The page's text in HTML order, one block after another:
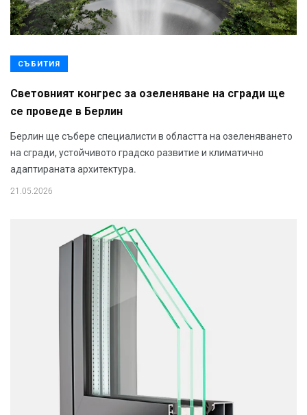
СЪБИТИЯ
Световният конгрес за озеленяване на сгради ще
се проведе в Берлин
Берлин ще събере специалисти в областта на озеленяването
на сгради, устойчивото градско развитие и климатично
адаптираната архитектура.
21.05.2026